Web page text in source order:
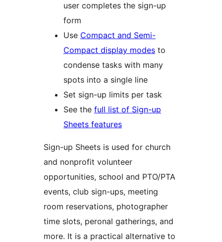
user completes the sign-up
form
Use Compact and Semi-
Compact display modes to
condense tasks with many
spots into a single line
Set sign-up limits per task
See the full list of Sign-up
Sheets features
Sign-up Sheets is used for church
and nonprofit volunteer
opportunities, school and PTO/PTA
events, club sign-ups, meeting
room reservations, photographer
time slots, peronal gatherings, and
more. It is a practical alternative to